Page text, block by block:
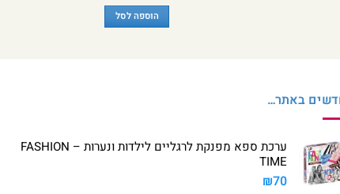
הוספה לסל
באתר…
ערכת ספא מפנקת לרגליים לילדות ונערות – FASHION
TIME
₪70